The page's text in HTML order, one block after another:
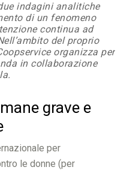
indagini analitiche
di un fenomeno
continua ad
del proprio
organizza per
in collaborazione
grave e
per
le donne (per